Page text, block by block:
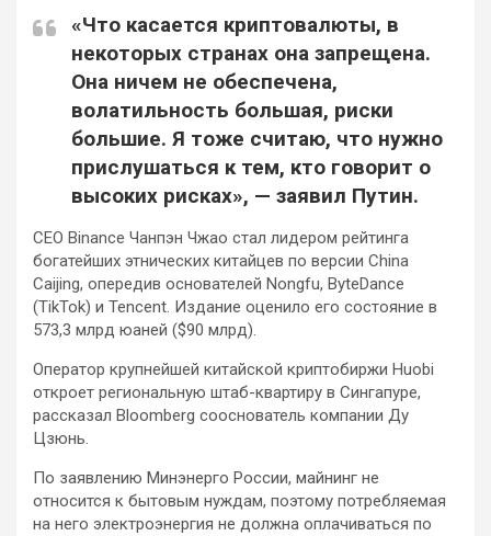
«Что касается криптовалюты, в
некоторых странах она запрещена.
Она ничем не обеспечена,
волатильность большая, риски
большие. Я тоже считаю, что нужно
прислушаться к тем, кто говорит о
высоких рисках», — заявил Путин.
CEO Binance Чанпэн Чжао стал лидером рейтинга
богатейших этнических китайцев по версии China
Caijing, опередив основателей Nongfu, ByteDance
(TikTok) и Tencent. Издание оценило его состояние в
573,3 млрд юаней ($90 млрд).
Оператор крупнейшей китайской криптобиржи Huobi
откроет региональную штаб-квартиру в Сингапуре,
рассказал Bloomberg сооснователь компании Ду
Цзюнь.
По заявлению Минэнерго России, майнинг не
относится к бытовым нуждам, поэтому потребляемая
на него электроэнергия не должна оплачиваться по